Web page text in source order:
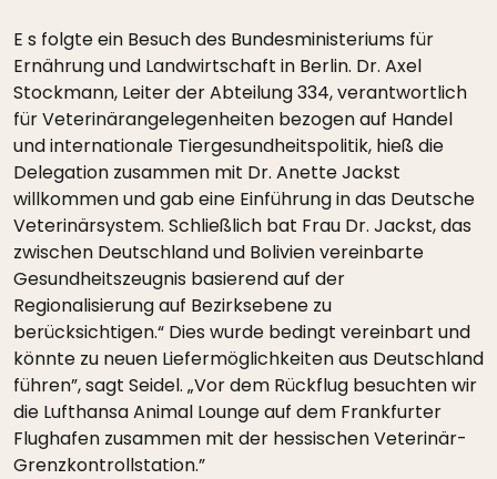
E s folgte ein Besuch des Bundesministeriums für
Ernährung und Landwirtschaft in Berlin. Dr. Axel
Stockmann, Leiter der Abteilung 334, verantwortlich
für Veterinärangelegenheiten bezogen auf Handel
und internationale Tiergesundheitspolitik, hieß die
Delegation zusammen mit Dr. Anette Jackst
willkommen und gab eine Einführung in das Deutsche
Veterinärsystem. Schließlich bat Frau Dr. Jackst, das
zwischen Deutschland und Bolivien vereinbarte
Gesundheitszeugnis basierend auf der
Regionalisierung auf Bezirksebene zu
berücksichtigen.“ Dies wurde bedingt vereinbart und
könnte zu neuen Liefermöglichkeiten aus Deutschland
führen”, sagt Seidel. „Vor dem Rückflug besuchten wir
die Lufthansa Animal Lounge auf dem Frankfurter
Flughafen zusammen mit der hessischen Veterinär-
Grenzkontrollstation.”